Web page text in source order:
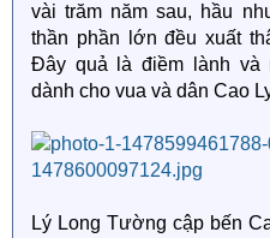
vài trăm năm sau, hầu
thần phần lớn đều xuất
Đây quả là điềm lành và
dành cho vua và dân Cao
Lý Long Tường cập bến